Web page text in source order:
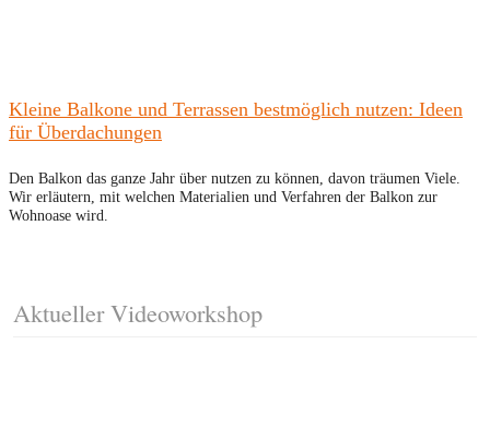
Kleine Balkone und Terrassen bestmöglich nutzen: Ideen
für Überdachungen
Den Balkon das ganze Jahr über nutzen zu können, davon träumen Viele.
Wir erläutern, mit welchen Materialien und Verfahren der Balkon zur
Wohnoase wird.
Aktueller Videoworkshop